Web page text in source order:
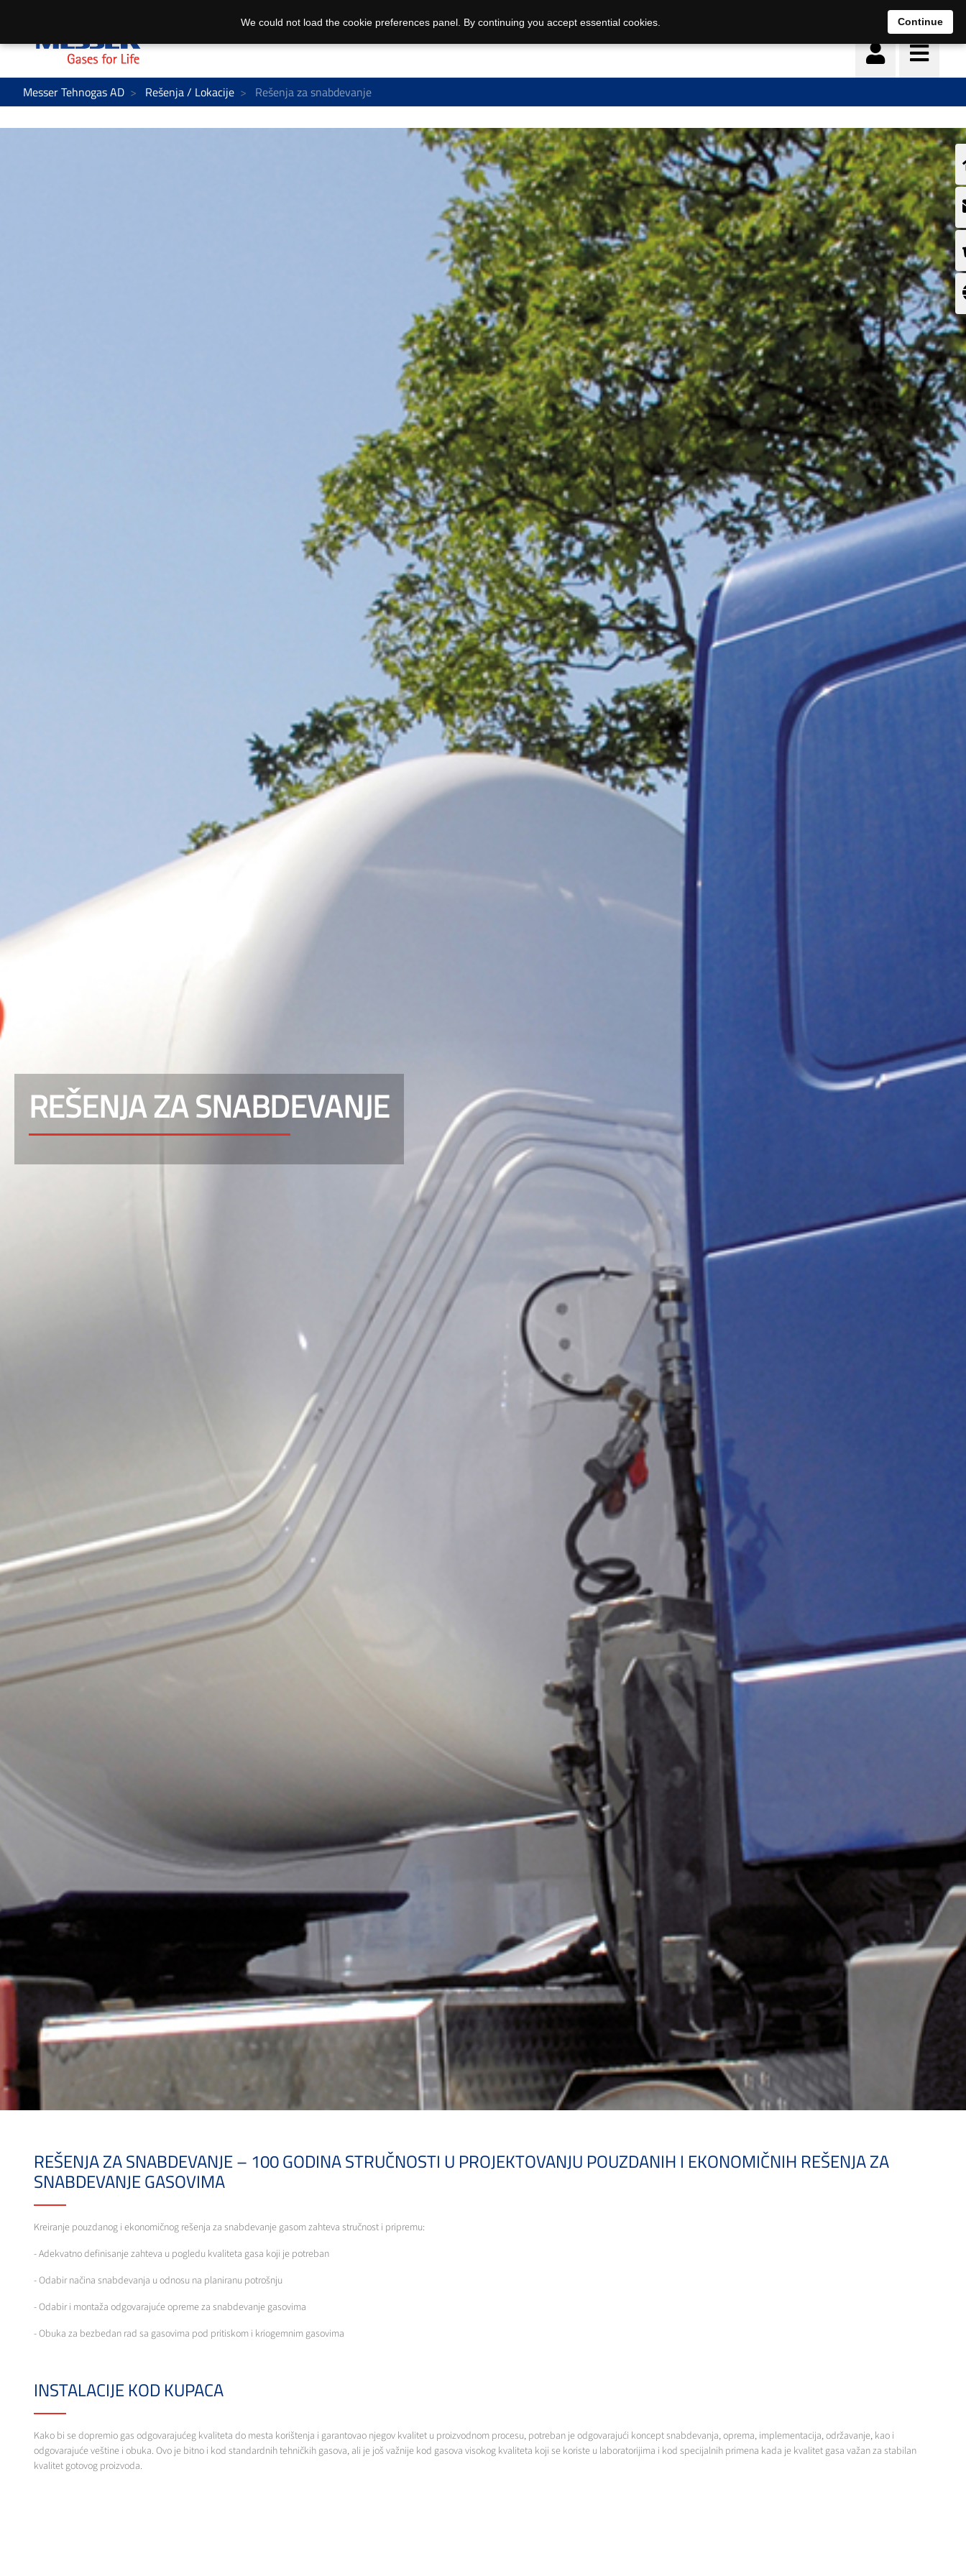
Messer Tehnogas AD Rešenja / Lokacije Rešenja za snabdevanje
REŠENJA ZA SNABDEVANJE
REŠENJA ZA SNABDEVANJE – 100 GODINA STRUČNOSTI U PROJEKTOVANJU POUZDANIH I EKONOMIČNIH REŠENJA ZA
SNABDEVANJE GASOVIMA
Kreiranje pouzdanog i ekonomičnog rešenja za snabdevanje gasom zahteva stručnost i pripremu:
- Adekvatno definisanje zahteva u pogledu kvaliteta gasa koji je potreban
- Odabir načina snabdevanja u odnosu na planiranu potrošnju
- Odabir i montaža odgovarajuće opreme za snabdevanje gasovima
- Obuka za bezbedan rad sa gasovima pod pritiskom i kriogemnim gasovima
INSTALACIJE KOD KUPACA
Kako bi se dopremio gas odgovarajućeg kvaliteta do mesta korištenja i garantovao njegov kvalitet u proizvodnom procesu, potreban je odgovarajući koncept snabdevanja, oprema, implementacija, održavanje, kao i
odgovarajuće veštine i obuka. Ovo je bitno i kod standardnih tehničkih gasova, ali je još važnije kod gasova visokog kvaliteta koji se koriste u laboratorijima i kod specijalnih primena kada je kvalitet gasa važan za stabilan
kvalitet gotovog proizvoda.
We could not load the cookie preferences panel. By continuing you accept essential cookies. Continue